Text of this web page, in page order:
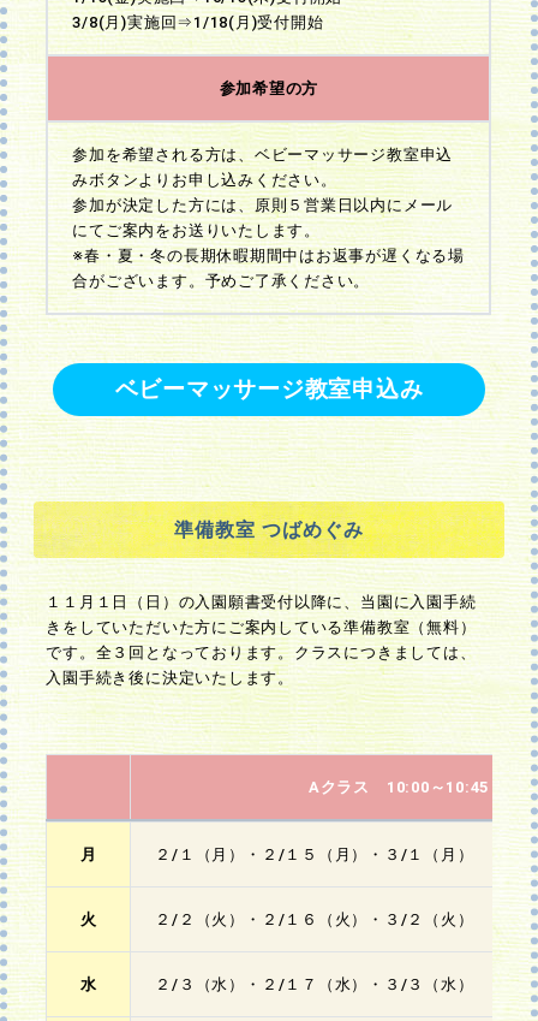
3/8(月)実施回⇒1/18(月)受付開始
参加希望の方
参加を希望される方は、ベビーマッサージ教室申込
みボタンよりお申し込みください。
参加が決定した方には、原則５営業日以内にメール
にてご案内をお送りいたします。
※春・夏・冬の長期休暇期間中はお返事が遅くなる場
合がございます。予めご了承ください。
ベビーマッサージ教室申込み
準備教室 つばめぐみ
１１月１日（日）の入園願書受付以降に、当園に入園手続
きをしていただいた方にご案内している準備教室（無料）
です。全３回となっております。クラスにつきましては、
入園手続き後に決定いたします。
Aクラス 10:00～10:45 / B
月 ２/１（月）・２/１５（月）・３/１（月）
火 ２/２（火）・２/１６（火）・３/２（火）
水 ２/３（水）・２/１７（水）・３/３（水）